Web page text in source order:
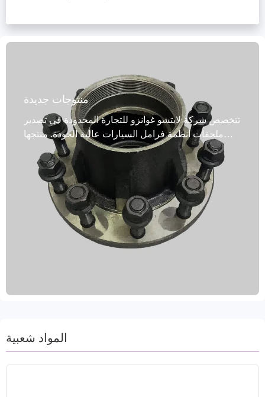
منتوجات جديدة
تتخصص شركة لايتشو غوانزو للتجارة المحدودة في تصدير
ملحقات أنظمة فرامل السيارات عالية الجودة. منتجها
الرئيسي، محاور فرامل الحديد الزهر، مصبوبة بدقة
باستخدام حديد مطيل عالي الجودة. تتميز هذه المحاور
بمقاومة ممتازة لدرجات الحرارة العالية وتبديد فعال
للحرارة، مما يُحسّن بشكل كبير من ثبات الفرامل وسلامة
القيادة. تخضع هذه المنتجات لمعالجات متعددة مضادة
للصدأ، بما في ذلك الغمر بالزيت، والرش، والطلاء. تتميز
هذه المحاور بقدرتها على تحمل الاستخدام طويل الأمد في
البيئات القاسية مثل الرطوبة ورذاذ الملح دون أن تصدأ أو
صغيرة وحلول تغليف بملصقات شخصية، وتقدم ضمانًا
لمدة عامين، مما يجعلها خيارًا موثوقًا به لعملاء المركبات
التجارية ومركبات الركاب.
المواد شعبية